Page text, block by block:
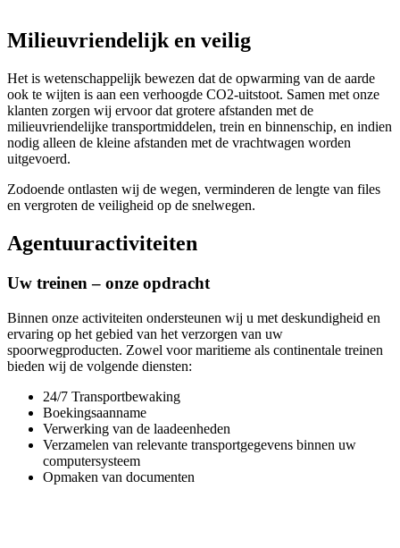
Milieuvriendelijk en veilig
Het is wetenschappelijk bewezen dat de opwarming van de aarde
ook te wijten is aan een verhoogde CO2-uitstoot. Samen met onze
klanten zorgen wij ervoor dat grotere afstanden met de
milieuvriendelijke transportmiddelen, trein en binnenschip, en indien
nodig alleen de kleine afstanden met de vrachtwagen worden
uitgevoerd.
Zodoende ontlasten wij de wegen, verminderen de lengte van files
en vergroten de veiligheid op de snelwegen.
Agentuuractiviteiten
Uw treinen – onze opdracht
Binnen onze activiteiten ondersteunen wij u met deskundigheid en
ervaring op het gebied van het verzorgen van uw
spoorwegproducten. Zowel voor maritieme als continentale treinen
bieden wij de volgende diensten:
24/7 Transportbewaking
Boekingsaanname
Verwerking van de laadeenheden
Verzamelen van relevante transportgegevens binnen uw
computersysteem
Opmaken van documenten